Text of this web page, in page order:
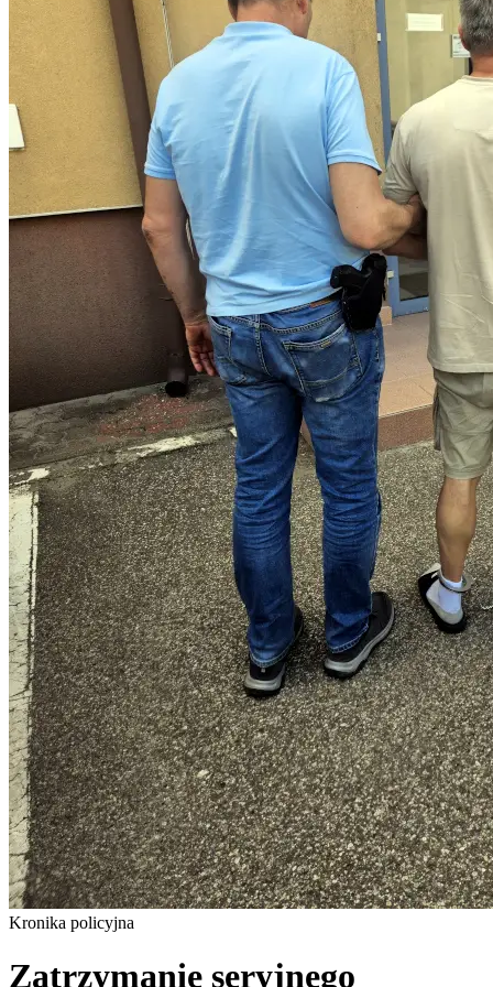
Kronika policyjna
Zatrzymanie seryjnego